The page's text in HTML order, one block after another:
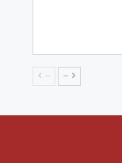
-- --